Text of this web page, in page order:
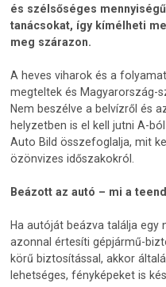
és szélsőséges
tanácsokat, így kímélheti
meg szárazon.
A heves viharok és a
megteltek és Magyarország-
Nem beszélve a belvízről és
helyzetben is el kell jutni A-
Auto Bild összefoglalja, mit
özönvizes időszakokról.
Beázott az autó – mi a
Ha autóját beázva találja egy
azonnal értesíti gépjármű-
körű biztosítással, akkor
lehetséges, fényképeket is